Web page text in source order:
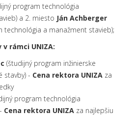
program technológia
a 2. miesto Ján Achberger
technológia a manažment stavieb);
rámci UNIZA:
(študijný program inžinierske
stavby) - Cena rektora UNIZA za
program technológia
Cena rektora UNIZA za najlepšiu